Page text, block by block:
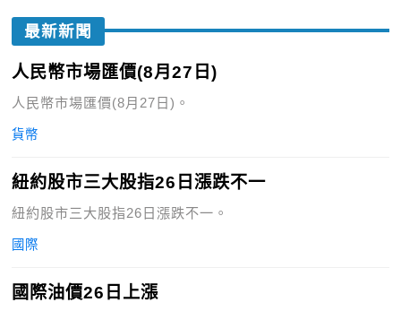
最新新聞
人民幣市場匯價(8月27日)
人民幣市場匯價(8月27日)。
貨幣
紐約股市三大股指26日漲跌不一
紐約股市三大股指26日漲跌不一。
國際
國際油價26日上漲